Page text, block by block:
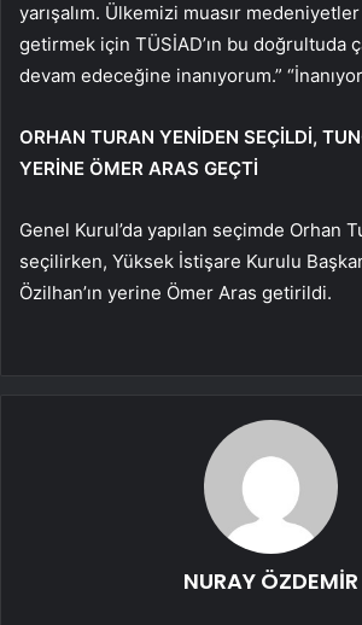
yarışalım. Ülkemizi muasır
getirmek için TÜSİAD’ın bu doğrultuda
devam edeceğine inanıyorum.”
ORHAN TURAN YENİDEN SEÇİLDİ,
YERİNE ÖMER ARAS GEÇTİ
Genel Kurul’da yapılan seçimde Orhan
seçilirken, Yüksek İstişare Kurulu
Özilhan’ın yerine Ömer Aras getirildi.
NURAY ÖZDEMİR